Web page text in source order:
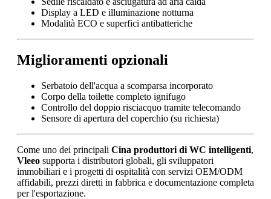
Display a LED e illuminazione notturna
Modalità ECO e superfici antibatteriche
Miglioramenti opzionali
Serbatoio dell'acqua a scomparsa incorporato
Corpo della toilette completo ignifugo
Controllo del doppio risciacquo tramite telecomando
Sensore di apertura del coperchio (su richiesta)
Come uno dei principali Cina produttori di WC intelligenti,
Vleeo supporta i distributori globali, gli sviluppatori
immobiliari e i progetti di ospitalità con servizi OEM/ODM
affidabili, prezzi diretti in fabbrica e documentazione completa
per l'esportazione.